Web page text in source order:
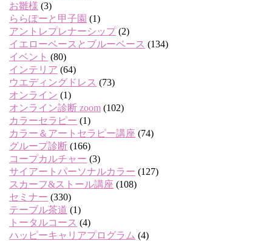
お雛様 (3)
ららぽーと甲子園 (1)
アントレプレナーシップ(2)
イエローベースとブルーベース (134)
イベント (80)
インテリア (64)
ウエディングドレス (73)
オンライン (1)
オンライン診断 zoom (102)
カラーセラピー (1)
カラー＆アートセラピー講座 (74)
グループ診断 (166)
コープカルチャー (3)
サイアートパーソナルカラー (127)
スカーフ&ストール講座 (108)
セミナー (330)
テーブル茶道 (1)
トータルコース (4)
ハッピーキャリアプログラム (4)